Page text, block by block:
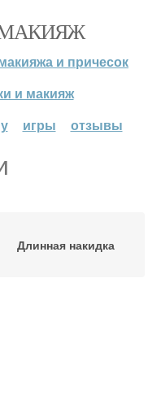
и причесок
и макияж
игры отзывы
Длинная накидка